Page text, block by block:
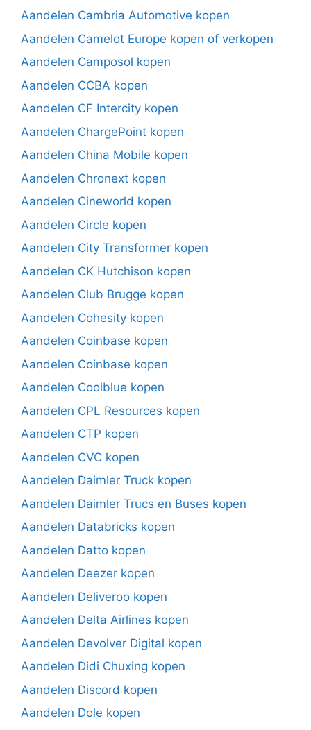
Aandelen Cambria Automotive kopen
Aandelen Camelot Europe kopen of verkopen
Aandelen Camposol kopen
Aandelen CCBA kopen
Aandelen CF Intercity kopen
Aandelen ChargePoint kopen
Aandelen China Mobile kopen
Aandelen Chronext kopen
Aandelen Cineworld kopen
Aandelen Circle kopen
Aandelen City Transformer kopen
Aandelen CK Hutchison kopen
Aandelen Club Brugge kopen
Aandelen Cohesity kopen
Aandelen Coinbase kopen
Aandelen Coinbase kopen
Aandelen Coolblue kopen
Aandelen CPL Resources kopen
Aandelen CTP kopen
Aandelen CVC kopen
Aandelen Daimler Truck kopen
Aandelen Daimler Trucs en Buses kopen
Aandelen Databricks kopen
Aandelen Datto kopen
Aandelen Deezer kopen
Aandelen Deliveroo kopen
Aandelen Delta Airlines kopen
Aandelen Devolver Digital kopen
Aandelen Didi Chuxing kopen
Aandelen Discord kopen
Aandelen Dole kopen